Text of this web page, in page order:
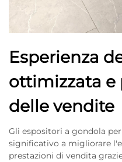
Esperienza
ottimizzata e
delle vendite
Gli espositori a gondola
significativo a migliorare
prestazioni di vendita